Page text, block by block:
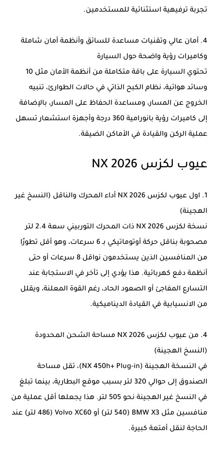
تجربة ترفيهية استثنائية للمستخدمين.
4. أمان عالي وتقنيات مساعدة للسائق وأنظمة أمان شاملة
وكاميرات رؤية واضحة حول السيارة
تحتوي السيارة على باقة متكاملة من أنظمة الأمان مثل 10
وسائد هوائية، نظام الكبح الذاتي في حالات الطوارئ، تنبيه
الخروج عن المسار، ومساعدة الحفاظ على المسار، بالإضافة
إلى كاميرات رؤية بانورامية 360 درجة وأجهزة استشعار تسهل
عملية الركن والقيادة في الأماكن الضيقة.
عيوب لكزس NX 2026
1. اول عيوب لكزس NX 2026 أداء المحرك والناقل (النسخ غير
الهجينة)
نسخة لكزس NX 2026 ذات المحرك التوربيني سعة 2.4 لتر
مصحوبة بناقل حركة أوتوماتيكي بـ 6 سرعات، وهو أقل تطورًا
من المنافسين الذين يستخدمون نواقل 8 سرعات أو حتى
أنظمة دفع كهربائية. هذا يؤدي إلى تأخر في الاستجابة عند
التسارع المفاجئ أو الصعود الحاد، رغم القوة المعلنة، ويقلل
من الانسيابية في القيادة الديناميكية.
4. من عيوب لكزس NX 2026 مساحة الشحن المحدودة
(النسخ الهجينة)
في النسخة الهجينة (NX 450h+ Plug-in)، تقل مساحة
الصندوق إلى حوالي 320 لتر بسبب موقع البطارية، بينما تبلغ
في النسخ غير الهجينة نحو 505 لتر. هذا يجعلها أقل عملية من
منافسين مثل BMW X3 (540 لتر) أو Volvo XC60 (486 لتر) عند
الحاجة لنقل أمتعة كبيرة.